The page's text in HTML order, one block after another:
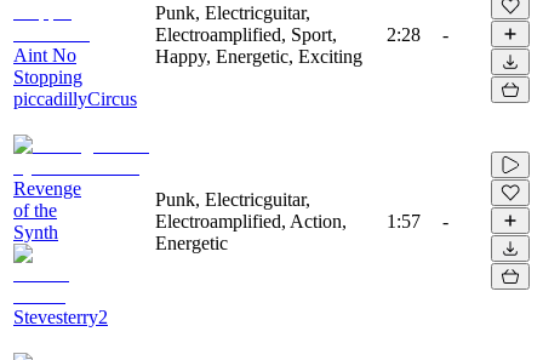
Aint No
Stopping
piccadillyCircus
Punk, Electricguitar,
Electroamplified, Sport,
Happy, Energetic, Exciting
2:28 -
Revenge
of the
Synth
Stevesterry2
Punk, Electricguitar,
Electroamplified, Action,
Energetic
1:57 -